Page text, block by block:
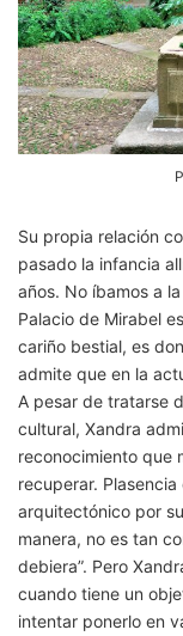
Su propia relación
pasado la infancia
años. No íbamos a
Palacio de Mirabel
cariño bestial, es
admite que en la
A pesar de tratarse
cultural, Xandra
reconocimiento que
recuperar.
arquitectónico por
manera, no es tan
debiera”. Pero
cuando tiene un
intentar ponerlo en